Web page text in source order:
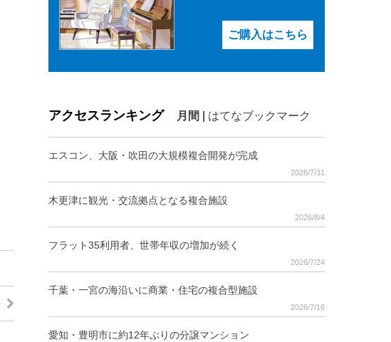
ご購入はこちら
アクセスランキング 月間 はてなブックマーク
エスコン、大阪・吹田の大規模複合開発が完成
2026/7/31
木更津に観光・交流拠点となる複合施設
2026/8/4
フラット35利用者、世帯年収の増加が続く
2026/7/24
千葉・一宮の海沿いに商業・住宅の複合型施設
2026/7/16
愛知・豊明市に約12年ぶりの分譲マンション